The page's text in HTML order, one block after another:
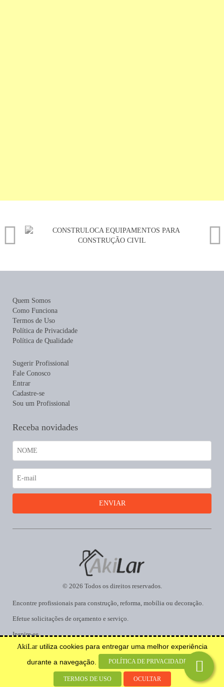
Quem Somos
Como Funciona
Termos de Uso
Política de Privacidade
Política de Qualidade
Sugerir Profissional
Fale Conosco
Entrar
Cadastre-se
Sou um Profissional
Receba novidades
Encontre profissionais para construção, reforma, mobília ou decoração.
Efetue solicitações de orçamento e serviço.
Inspire-se.
© 2026 Todos os direitos reservados.
Desenvolvido por
AkiLarutiliza cookies para entregar uma melhor experiência
durante a navegação.
POLÍTICA DE PRIVACIDADE
TERMOS DE USO OCULTAR